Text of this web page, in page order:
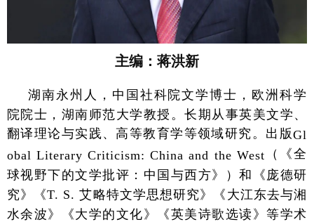
主编：蒋洪新
湖南永州人，中国社科院文学博士，欧洲科学
院院士，湖南师范大学教授。长期从事英美文学、
翻译理论与实践、高等教育学等领域研究。出版Gl
obal Literary Criticism: China and the West （《全
球视野下的文学批评：中国与西方》）和《庞德研
究》《T. S. 艾略特文学思想研究》《大江东去与湘
水余波》《大学的文化》《英美诗歌选读》等学术